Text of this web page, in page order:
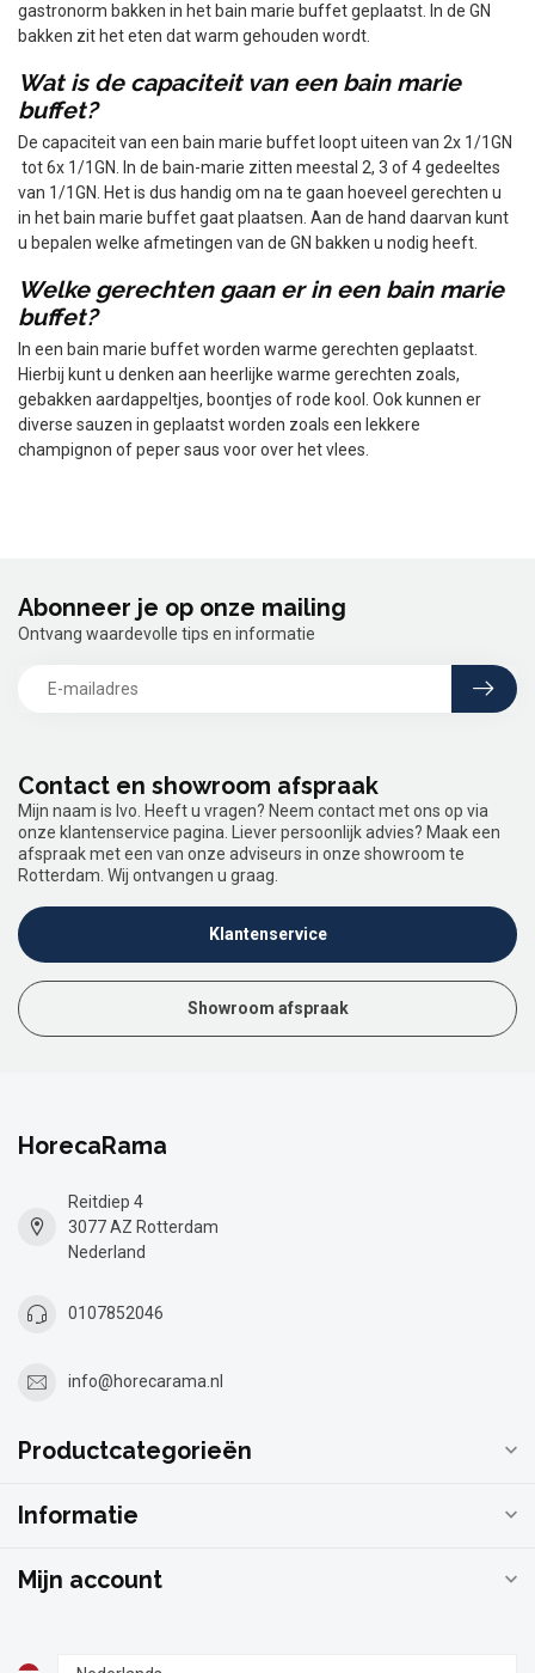
gastronorm bakken in het bain marie buffet geplaatst. In de GN
bakken zit het eten dat warm gehouden wordt.
Wat is de capaciteit van een bain marie
buffet?
De capaciteit van een bain marie buffet loopt uiteen van 2x 1/1GN
tot 6x 1/1GN. In de bain-marie zitten meestal 2, 3 of 4 gedeeltes
van 1/1GN. Het is dus handig om na te gaan hoeveel gerechten u
in het bain marie buffet gaat plaatsen. Aan de hand daarvan kunt
u bepalen welke afmetingen van de GN bakken u nodig heeft.
Welke gerechten gaan er in een bain marie
buffet?
In een bain marie buffet worden warme gerechten geplaatst.
Hierbij kunt u denken aan heerlijke warme gerechten zoals,
gebakken aardappeltjes, boontjes of rode kool. Ook kunnen er
diverse sauzen in geplaatst worden zoals een lekkere
champignon of peper saus voor over het vlees.
Contact en showroom afspraak
Mijn naam is Ivo. Heeft u vragen? Neem contact met ons op via
onze klantenservice pagina. Liever persoonlijk advies? Maak een
afspraak met een van onze adviseurs in onze showroom te
Rotterdam. Wij ontvangen u graag.
Klantenservice
Showroom afspraak
Abonneer je op onze mailing
Ontvang waardevolle tips en informatie
HorecaRama
Reitdiep 4
3077 AZ Rotterdam
Nederland
0107852046
info@horecarama.nl
Productcategorieën
Informatie
Mijn account